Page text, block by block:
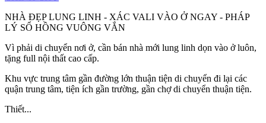
NHÀ ĐẸP LUNG LINH - XÁC VALI VÀO Ở NGAY - PHÁP
LÝ SỔ HỒNG VUÔNG VẮN
Vì phải di chuyển nơi ở, cần bán nhà mới lung linh dọn vào ở luôn,
tặng full nội thất cao cấp.
Khu vực trung tâm gần đường lớn thuận tiện di chuyển đi lại các
quận trung tâm, tiện ích gần trường, gần chợ di chuyển thuận tiện.
Thiết...